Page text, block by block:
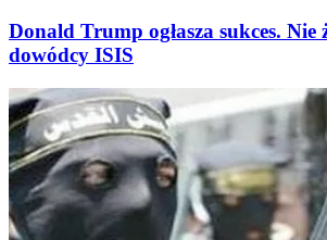
Donald Trump ogłasza sukces. Nie
dowódcy ISIS